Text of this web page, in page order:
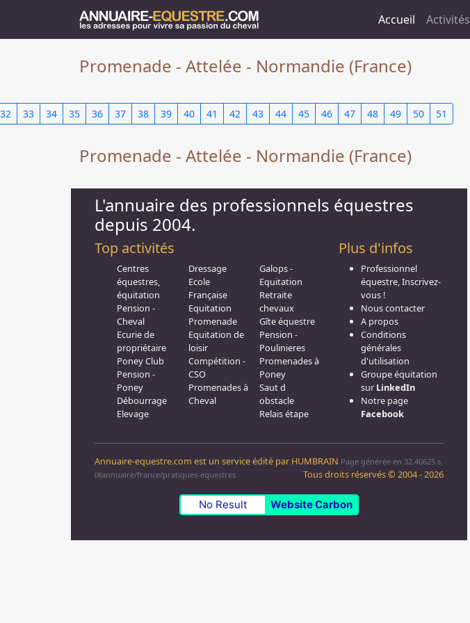
Accueil Activités
Promenade - Attelée - Normandie (France)
32 33 34 35 36 37 38 39 40 41 42 43 44 45 46 47 48 49 50 51
Promenade - Attelée - Normandie (France)
L'annuaire des professionnels équestres
depuis 2004.
Top activités
Centres
équestres,
équitation
Pension -
Cheval
Ecurie de
propriétaire
Poney Club
Pension -
Poney
Débourrage
Elevage
Dressage
Ecole
Française
Equitation
Promenade
Equitation de
loisir
Compétition -
CSO
Promenades à
Cheval
Galops -
Equitation
Retraite
chevaux
Gîte équestre
Pension -
Poulinieres
Promenades à
Poney
Saut d
obstacle
Relais étape
Plus d'infos
Professionnel
équestre, Inscrivez-
vous !
Nous contacter
A propos
Conditions
générales
d'utilisation
Groupe équitation
sur LinkedIn
Notre page
Facebook
Annuaire-equestre.com est un service édité par HUMBRAIN Page générée en 32,40625 s.
(#annuaire/france/pratiques-equestres
Tous droits réservés © 2004 - 2026
No Result Website Carbon